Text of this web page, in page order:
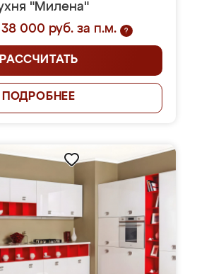
"Милена"
000 руб. за п.м.
?
РАССЧИТАТЬ
ПОДРОБНЕЕ